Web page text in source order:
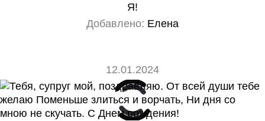
Я!
Добавлено: Елена
12.01.2024
0 0